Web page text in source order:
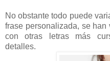
No obstante todo puede
frase personalizada, se
con otras letras más
detalles.